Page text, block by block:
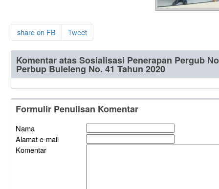
share on FB Tweet
Komentar atas Sosialisasi Penerapan Pergub
Perbup Buleleng No. 41 Tahun 2020
Formulir Penulisan Komentar
Nama
Alamat e-mail
Komentar